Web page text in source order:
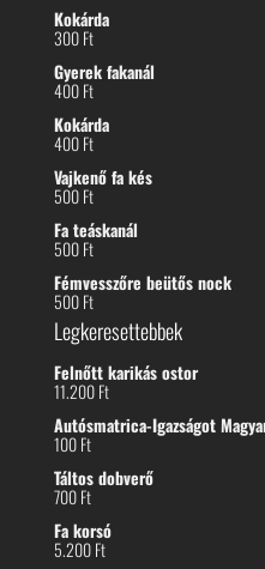
Kokárda
300Ft
Gyerek fakanál
400Ft
Kokárda
400Ft
Vajkenő fa kés
500Ft
Fa teáskanál
500Ft
Fémvesszőre beütős nock
500Ft
Legkeresettebbek
Felnőtt karikás ostor
11.200Ft
Autósmatrica-Igazságot
100Ft
Táltos dobverő
700Ft
Fa korsó
5.200Ft